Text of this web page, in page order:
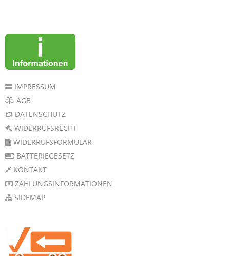
IMPRESSUM
AGB
DATENSCHUTZ
WIDERRUFSRECHT
WIDERRUFSFORMULAR
BATTERIEGESETZ
KONTAKT
ZAHLUNGSINFORMATIONEN
SIDEMAP